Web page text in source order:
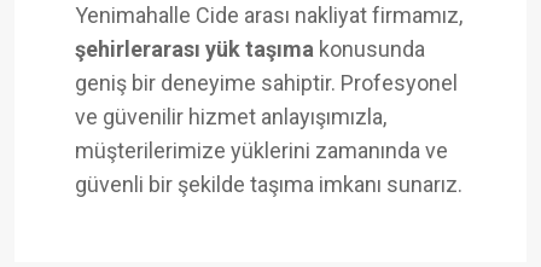
Yenimahalle Cide arası nakliyat firmamız,
şehirlerarası yük taşıma konusunda
geniş bir deneyime sahiptir. Profesyonel
ve güvenilir hizmet anlayışımızla,
müşterilerimize yüklerini zamanında ve
güvenli bir şekilde taşıma imkanı sunarız.